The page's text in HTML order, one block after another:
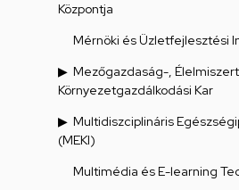
Központja
Mérnöki és Üzletfejlesztési
Mezőgazdaság-,
Környezetgazdálkodási Kar
Multidiszciplináris
(MEKI)
Multimédia és E-learning